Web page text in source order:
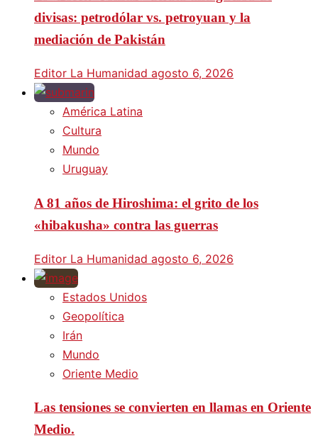
divisas: petrodólar vs. petroyuan y la
mediación de Pakistán
Editor La Humanidad agosto 6, 2026
América Latina
Cultura
Mundo
Uruguay
A 81 años de Hiroshima: el grito de los
«hibakusha» contra las guerras
Editor La Humanidad agosto 6, 2026
Estados Unidos
Geopolítica
Irán
Mundo
Oriente Medio
Las tensiones se convierten en llamas en Oriente
Medio.